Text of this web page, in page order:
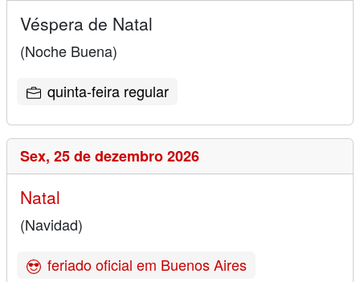
Véspera de Natal
(Noche Buena)
quinta-feira regular
Sex, 25 de dezembro 2026
Natal
(Navidad)
feriado oficial em Buenos Aires